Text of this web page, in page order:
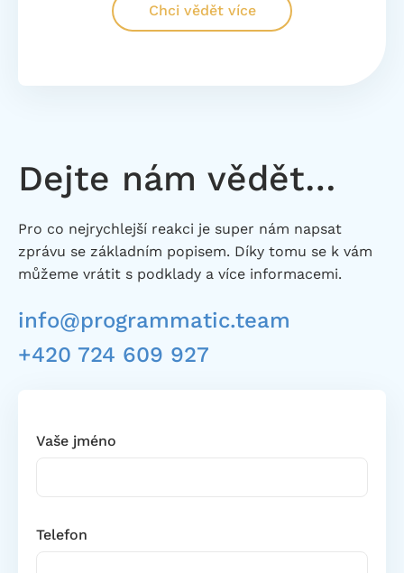
Chci vědět více
Dejte nám vědět…
Pro co nejrychlejší reakci je super nám napsat
zprávu se základním popisem. Díky tomu se k vám
můžeme vrátit s podklady a více informacemi.
info@programmatic.team
+420 724 609 927
Vaše jméno
Telefon